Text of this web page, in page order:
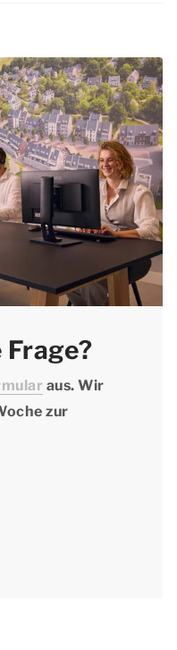
buchen. Da
ist, um der
wir Ihnen, nicht
zu warten.
Frage?
aus. Wir
zur